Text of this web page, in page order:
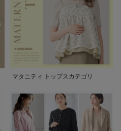
マタニティ トップスカテゴリ